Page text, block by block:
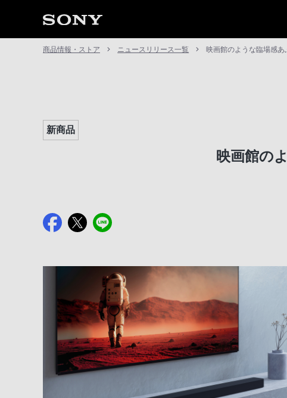
商品情報・ストア ニュースリリース一覧 映画館のような臨場感
新商品
映画館の